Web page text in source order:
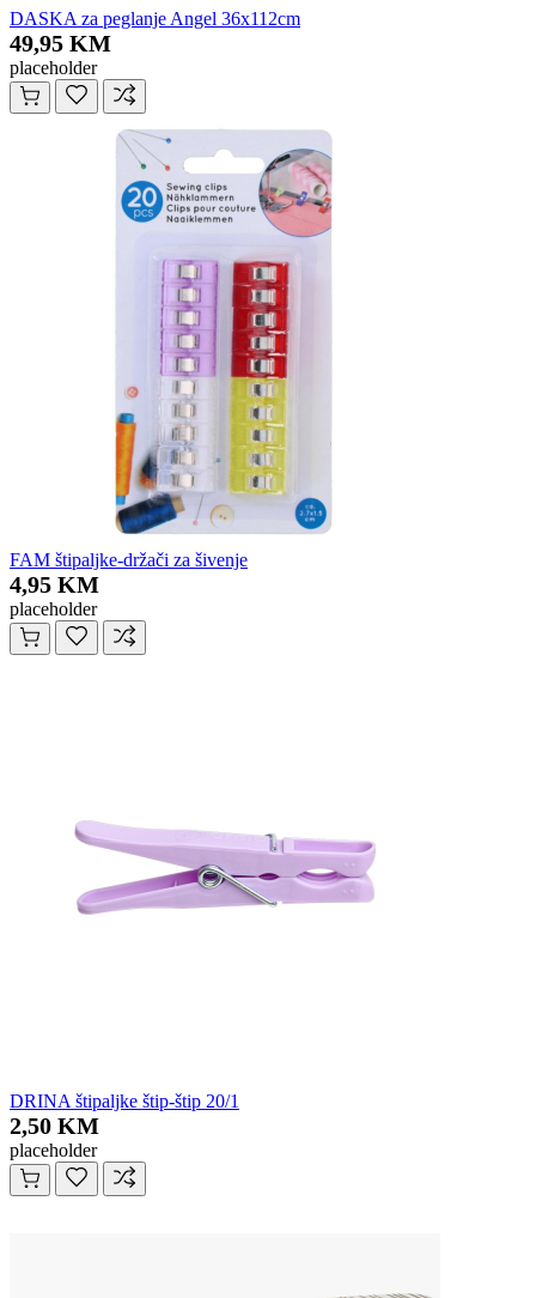
DASKA za peglanje Angel 36x112cm
49,95 KM
placeholder
FAM štipaljke-držači za šivenje
4,95 KM
placeholder
DRINA štipaljke štip-štip 20/1
2,50 KM
placeholder